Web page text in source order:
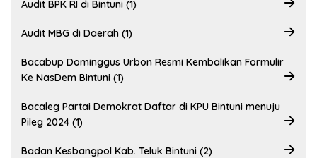
Audit BPK RI di Bintuni (1)
Audit MBG di Daerah (1)
Bacabup Dominggus Urbon Resmi Kembalikan Formulir
Ke NasDem Bintuni (1)
Bacaleg Partai Demokrat Daftar di KPU Bintuni menuju
Pileg 2024 (1)
Badan Kesbangpol Kab. Teluk Bintuni (2)